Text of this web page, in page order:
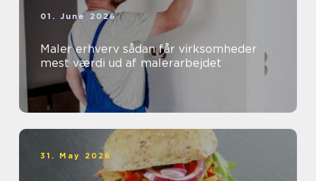
01. June 2026
Maler erhverv sådan får virksomheder
mest værdi ud af malerarbejdet
31. May 2026